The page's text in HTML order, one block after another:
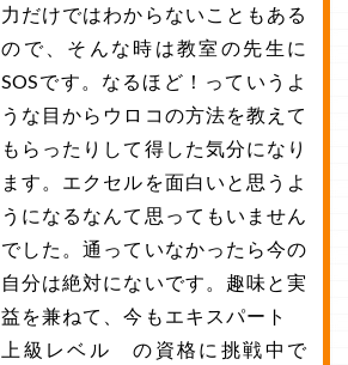
力だけではわからないこともある
ので、そんな時は教室の先生に
SOSです。なるほど！っていうよ
うな目からウロコの方法を教えて
もらったりして得した気分になり
ます。エクセルを面白いと思うよ
うになるなんて思ってもいません
でした。通っていなかったら今の
自分は絶対にないです。趣味と実
益を兼ねて、今もエキスパート
上級レベル の資格に挑戦中で